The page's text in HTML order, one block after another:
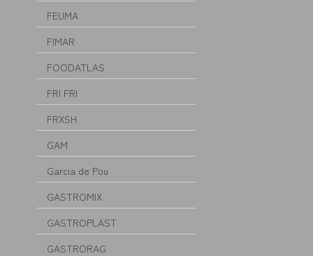
FEUMA
FIMAR
FOODATLAS
FRI FRI
FRXSH
GAM
Garcia de Pou
GASTROMIX
GASTROPLAST
GASTRORAG